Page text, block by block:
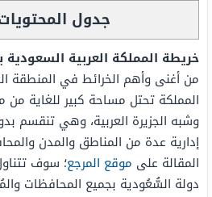
جدول
خريطة المملكة العربية
من أغنى وأهم الخرائط في المنطقة
المملكة تحتل مساحة كبير للغاية
وشبه الجزيرة العربية، وهي تنقسم
إدارية عدة من المناطق والمدن
المقالة على موقع المرجع؛ سوف
دولة السُّعُودية بجميع المحافظات